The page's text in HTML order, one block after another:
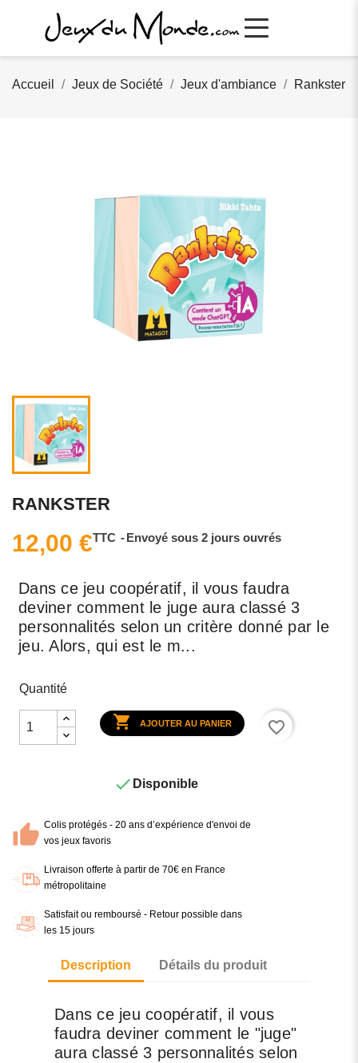
Accueil Jeux de Société Jeux d'ambiance Rankster
RANKSTER
12,00 €TTC Envoyé sous 2 jours ouvrés
Dans ce jeu coopératif, il vous faudra
deviner comment le juge aura classé 3
personnalités selon un critère donné par le
jeu. Alors, qui est le m...
Quantité
 AJOUTER AU PANIER favorite_border
 Disponible
Colis protégés - 20 ans d’expérience d'envoi de
vos jeux favoris
Livraison offerte à partir de 70€ en France
métropolitaine
Satisfait ou remboursé - Retour possible dans
les 15 jours
Description Détails du produit
Dans ce jeu coopératif, il vous
faudra deviner comment le "juge"
aura classé 3 personnalités selon